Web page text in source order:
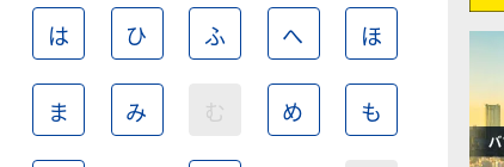
は ひ ふ へ ほ
ま み む め も